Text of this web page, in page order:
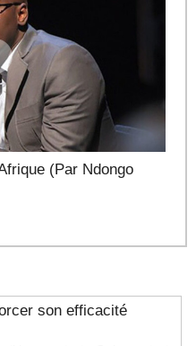
(Par Ndongo
son efficacité